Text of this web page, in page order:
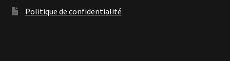
Politique de confidentialité